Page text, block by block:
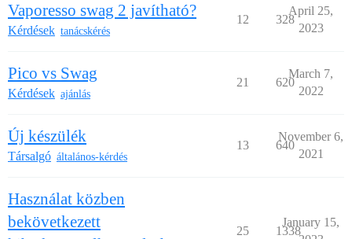
Vaporesso swag 2 javítható?
Kérdések tanácskérés
12 328
April 25,
2023
Pico vs Swag
Kérdések ajánlás
21 620
March 7,
2022
Új készülék
Társalgó általános-kérdés
13 640
November 6,
2021
Használat közben
bekövetkezett
25 1338
January 15,